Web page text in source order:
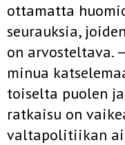
ottamatta
seurauksia,
on arvosteltava.
minua
toiselta puolen
ratkaisu on
valtapolitiikan